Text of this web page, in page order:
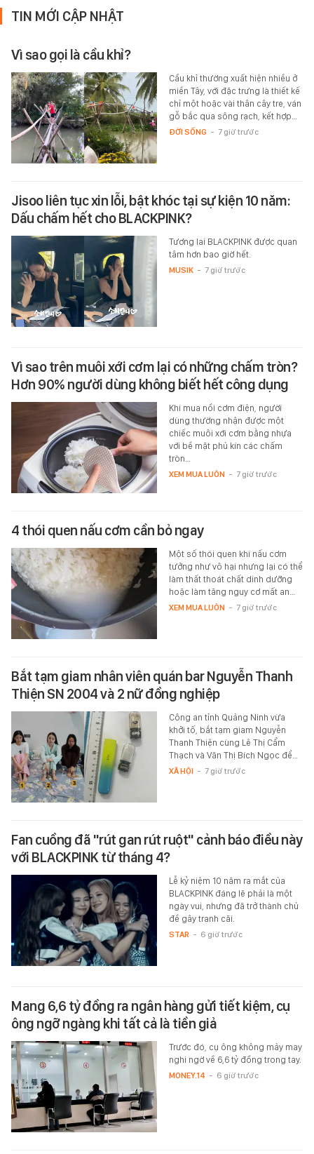
TIN MỚI CẬP NHẬT
Vì sao gọi là cầu khỉ?
Cầu khỉ thường xuất hiện nhiều ở
miền Tây, với đặc trưng là thiết kế
chỉ một hoặc vài thân cây tre, ván
gỗ bắc qua sông rạch, kết hợp…
ĐỜI SỐNG - 7 giờ trước
Jisoo liên tục xin lỗi, bật khóc tại sự kiện 10 năm:
Dấu chấm hết cho BLACKPINK?
Tương lai BLACKPINK được quan
tâm hơn bao giờ hết.
MUSIK - 7 giờ trước
Vì sao trên muôi xới cơm lại có những chấm tròn?
Hơn 90% người dùng không biết hết công dụng
Khi mua nồi cơm điện, người
dùng thường nhận được một
chiếc muôi xới cơm bằng nhựa
với bề mặt phủ kín các chấm
tròn…
XEM MUA LUÔN - 7 giờ trước
4 thói quen nấu cơm cần bỏ ngay
Một số thói quen khi nấu cơm
tưởng như vô hại nhưng lại có thể
làm thất thoát chất dinh dưỡng
hoặc làm tăng nguy cơ mất an…
XEM MUA LUÔN - 7 giờ trước
Bắt tạm giam nhân viên quán bar Nguyễn Thanh
Thiện SN 2004 và 2 nữ đồng nghiệp
Công an tỉnh Quảng Ninh vừa
khởi tố, bắt tạm giam Nguyễn
Thanh Thiện cùng Lê Thị Cẩm
Thạch và Văn Thị Bích Ngọc để…
XÃ HỘI - 7 giờ trước
Fan cuồng đã "rút gan rút ruột" cảnh báo điều này
với BLACKPINK từ tháng 4?
Lễ kỷ niệm 10 năm ra mắt của
BLACKPINK đáng lẽ phải là một
ngày vui, nhưng đã trở thành chủ
đề gây tranh cãi.
STAR - 6 giờ trước
Mang 6,6 tỷ đồng ra ngân hàng gửi tiết kiệm, cụ
ông ngỡ ngàng khi tất cả là tiền giả
Trước đó, cụ ông không mảy may
nghi ngờ về 6,6 tỷ đồng trong tay.
MONEY.14 - 6 giờ trước